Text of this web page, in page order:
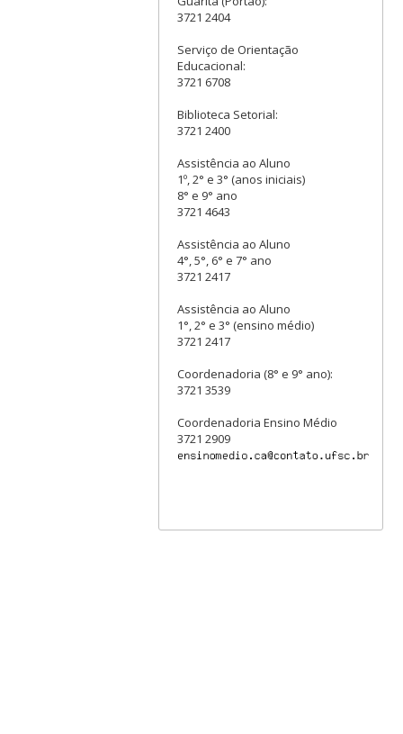
3721 2404
Serviço de Orientação
Educacional:
3721 6708
Biblioteca Setorial:
3721 2400
Assistência ao Aluno
1º, 2° e 3° (anos iniciais)
8° e 9° ano
3721 4643
Assistência ao Aluno
4°, 5°, 6° e 7° ano
3721 2417
Assistência ao Aluno
1°, 2° e 3° (ensino médio)
3721 2417
Coordenadoria (8° e 9° ano):
3721 3539
Coordenadoria Ensino Médio
3721 2909